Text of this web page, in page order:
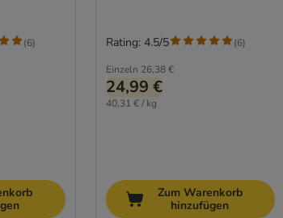
(6)
Einzeln 26,38 €
24,99 €
40,31 € / kg
Rating: 4.5/5 (6)
Zum Warenkorb
hinzufügen